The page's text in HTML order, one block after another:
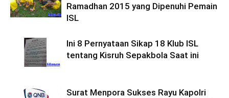
Ramadhan 2015 yang Dipenuhi Pemain
ISL
Ini 8 Pernyataan Sikap 18 Klub ISL
tentang Kisruh Sepakbola Saat ini
Surat Menpora Sukses Rayu Kapolri